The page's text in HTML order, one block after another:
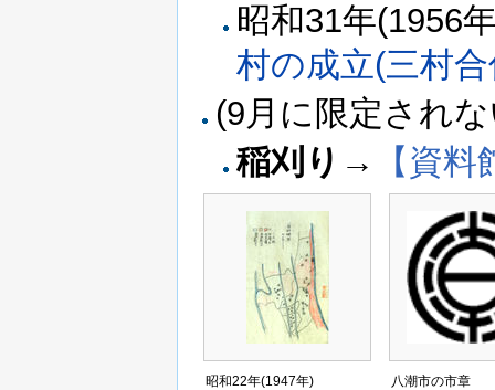
昭和31年
村の成立(三村
(9月に限定され
稲刈り → 【資
昭和22年(1947年)
八潮市の市章